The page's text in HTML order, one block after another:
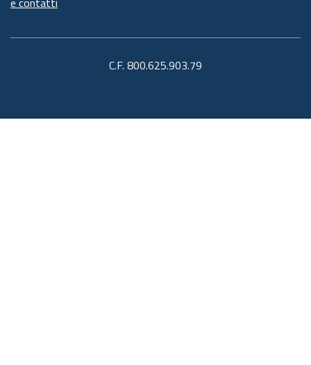
C.F. 800.625.903.79